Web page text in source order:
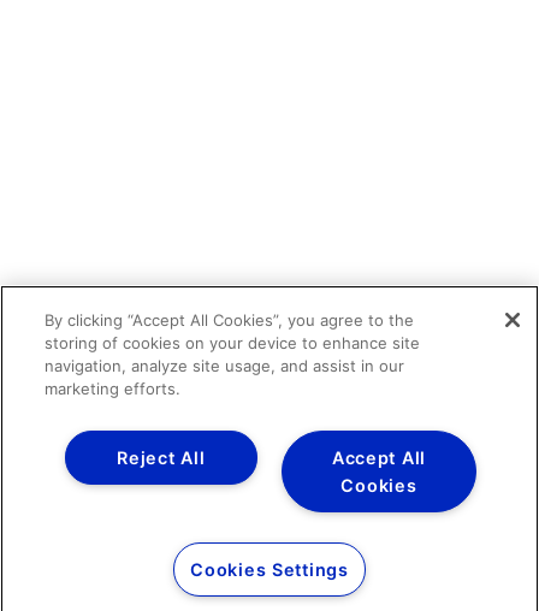
By clicking “Accept All Cookies”, you agree to the
storing of cookies on your device to enhance site
navigation, analyze site usage, and assist in our
marketing efforts.
Accept All
Cookies
Reject All
Cookies Settings